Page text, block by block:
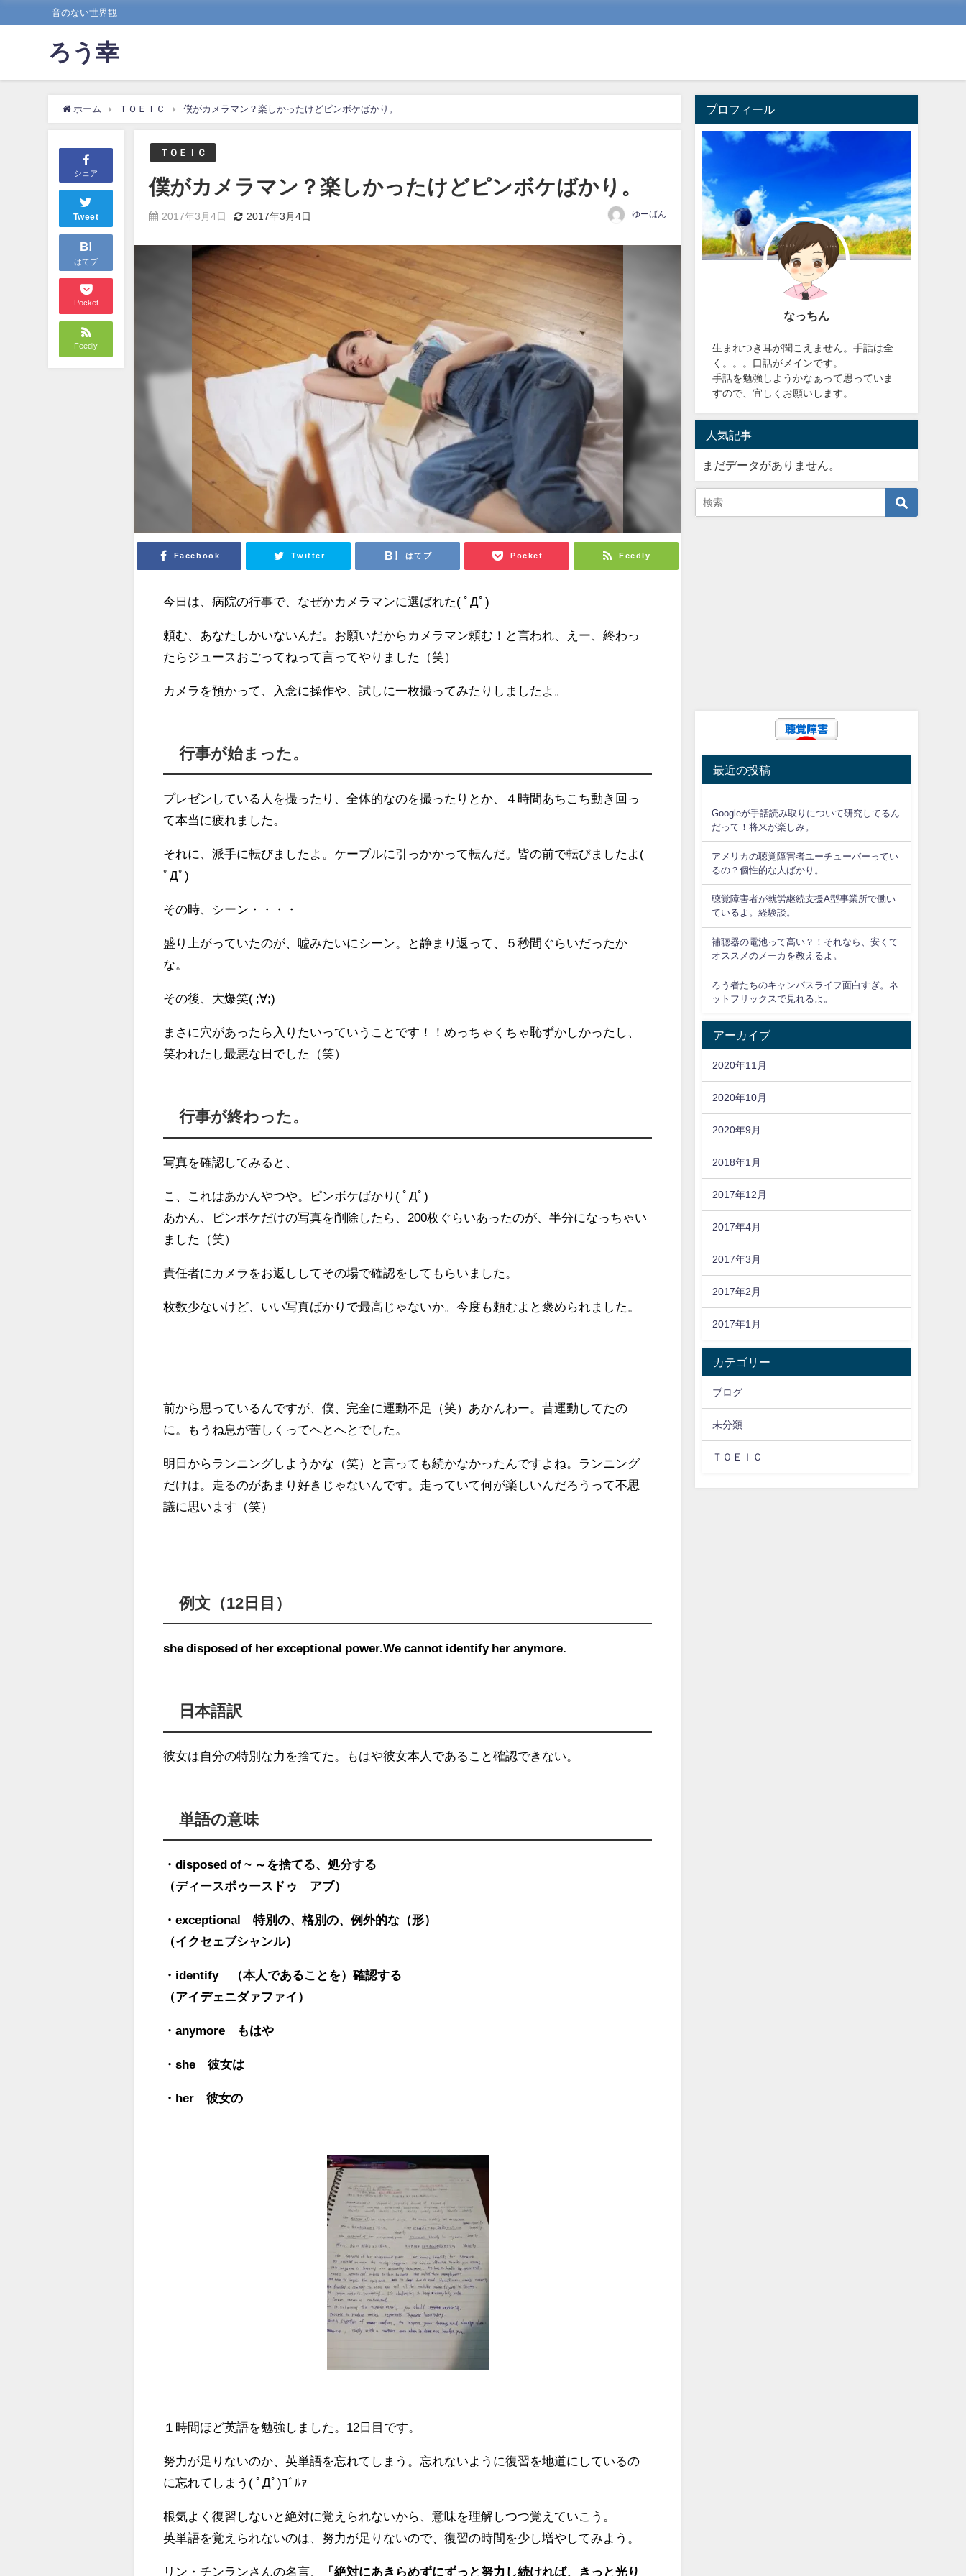
音のない世界観
ろう幸
ホーム ＴＯＥＩＣ 僕がカメラマン？楽しかったけどピンボケばかり。
シェア
Tweet
B!
はてブ
Pocket
Feedly
ＴＯＥＩＣ
僕がカメラマン？楽しかったけどピンボケばかり。
2017年3月4日 2017年3月4日 ゆーばん
Facebook Twitter はてブ Pocket Feedly
今日は、病院の行事で、なぜかカメラマンに選ばれた( ﾟДﾟ)
頼む、あなたしかいないんだ。お願いだから カメラマン頼む ！と言われ、えー、終わっ
たらジュースおごってねって言ってやりました（笑）
カメラを預かって、入念に操作や、試しに一枚撮ってみたりしましたよ。
行事が始まった。
プレゼンしている人を撮ったり、全体的なのを撮ったりとか、４時間あちこち動き回っ
て本当に疲れました。
それに、派手に転びましたよ
。ケーブルに引っかかって転んだ。皆の前で転びましたよ(
ﾟДﾟ)
その時、シーン・・・・
盛り上がっていたのが、嘘みたいにシーン。と静まり返って、５秒間ぐらいだったか
な。
その後、 大爆笑( ;∀;)
まさに穴があったら入りたいっていうことです！！めっちゃくちゃ恥ずかしかったし、
笑われたし最悪な日でした（笑）
行事が終わった。
写真を確認してみると、
こ、これはあかんやつや。ピンボケばかり( ﾟДﾟ)
あかん、ピンボケだけの写真を削除したら、200枚ぐらいあったのが、半分になっちゃい
ました（笑）
責任者にカメラをお返ししてその場で確認をしてもらいました。
枚数少ないけど、いい写真ばかりで最高じゃないか。今度も頼むよと褒められました。
前から思っているんですが、僕、完全に運動不足（笑）あかんわー。昔運動してたの
に。もうね息が苦しくってへとへとでした。
明日からランニングしようかな（笑）と言っても続かなかったんですよね。ランニング
だけは。走るのがあまり好きじゃないんです。走っていて何が楽しいんだろうって不思
議に思います（笑）
例文（12日目）
shedisposed of herexceptional power.We cannot identifyher anymore.
日本語訳
彼女は自分の特別な力を捨てた。もはや彼女本人であること確認できない。
単語の意味
・disposed of ~ ～を捨てる、処分する
（ディースポゥースドゥ アブ）
・exceptional 特別の、格別の、例外的な（形）
（イクセェブシャンル）
・identify （本人であることを）確認する
（アイデェニダァファイ）
・anymore もはや
・she 彼女は
・her 彼女の
１時間ほど英語を勉強しました。12日目です。
努力が足りないのか、英単語を忘れてしまう。忘れないように復習を地道にしているの
に忘れてしまう( ﾟДﾟ)ｺﾞﾙｧ
根気よく復習しないと絶対に覚えられないから、意味を理解しつつ覚えていこう。
英単語を覚えられないのは、努力が足りないので、復習の時間を少し増やしてみよう。
リン・チンランさんの名言、 「絶対にあきらめずにずっと努力し続ければ、きっと光り
プロフィール
なっちん
生まれつき耳が聞こえません。手話は全
く。。。口話がメインです。
手話を勉強しようかなぁって思っていま
すので、宜しくお願いします。
人気記事
まだデータがありません。
最近の投稿
Googleが手話読み取りについて研究してるん
だって！将来が楽しみ。
アメリカの聴覚障害者ユーチューバーってい
るの？個性的な人ばかり。
聴覚障害者が就労継続支援A型事業所で働い
ているよ。経験談。
補聴器の電池って高い？！それなら、安くて
オススメのメーカを教えるよ。
ろう者たちのキャンパスライフ面白すぎ。ネ
ットフリックスで見れるよ。
アーカイブ
2020年11月
2020年10月
2020年9月
2018年1月
2017年12月
2017年4月
2017年3月
2017年2月
2017年1月
カテゴリー
ブログ
未分類
ＴＯＥＩＣ